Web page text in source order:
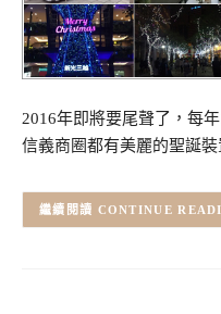
2016年即將要尾聲了，每
信義商圈都有美麗的聖誕
CONTINUE